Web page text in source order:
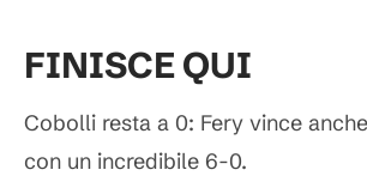
FINISCE QUI
Cobolli resta a 0: Fery vince
con un incredibile 6-0.